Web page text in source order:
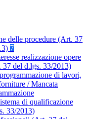
delle procedure (Art. 37
7
realizzazione opere
del d.lgs. 33/2013)
di lavori,
/ Mancata
di qualificazione
33/2013)